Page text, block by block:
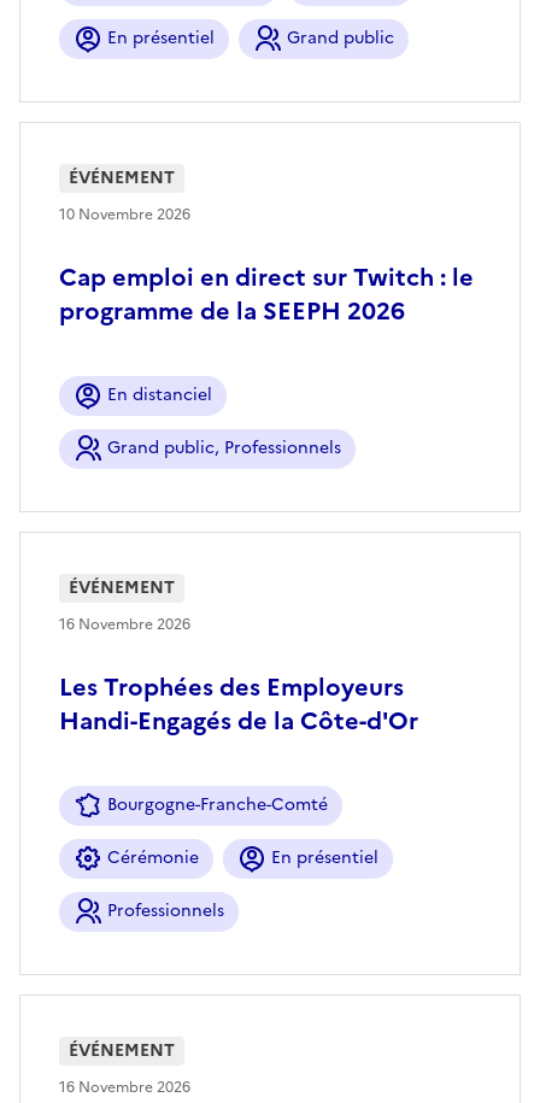
En présentiel Grand public
Cap emploi en direct sur Twitch : le
programme de la SEEPH 2026
ÉVÉNEMENT
10 Novembre 2026
En distanciel
Grand public, Professionnels
Les Trophées des Employeurs
Handi-Engagés de la Côte-d'Or
ÉVÉNEMENT
16 Novembre 2026
Bourgogne-Franche-Comté
Cérémonie En présentiel
Professionnels
ÉVÉNEMENT
16 Novembre 2026